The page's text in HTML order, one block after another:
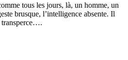
tous les jours, là, un homme, un
brusque, l’intelligence absente. Il
transperce….